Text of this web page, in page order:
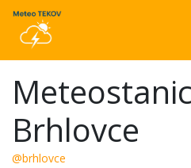
Brhlovce
@brhlovce